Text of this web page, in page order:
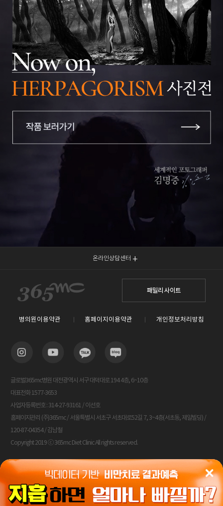
온라인상담센터
패밀리 사이트
병의원이용약관 홈페이지이용약관 개인정보처리방침
글로벌365mc병원 대전광역시 서구 대덕대로 194 4층, 6~10층
대표전화 1577-3653
사업자등록번호 : 314-27-93161 / 이선호
홈페이지관리 (주)365mc / 서울특별시 서초구 서초대로52길 7, 3~4층(서초동, 제일빌딩) /
120-87-04354 / 김남철
Copyright 2019 ⓒ 365mc Diet Clinic All rights reserved.